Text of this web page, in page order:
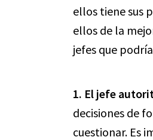
ellos tiene sus
ellos de la
jefes que
1. El jefe
decisiones de
cuestionar. Es